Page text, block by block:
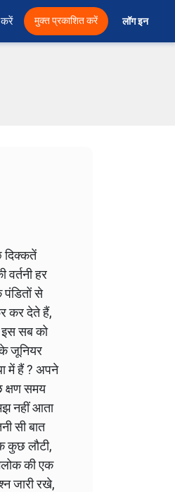
मुक्त प्रकाशित करें लॉग इन
दिक्कतें
हर
पंडितों से
कर देते हैं,
सब को
जूनियर
में हैं ? अपने
क्षण समय
नहीं आता
सी बात
कुछ लौटी,
की एक
जारी रखे,